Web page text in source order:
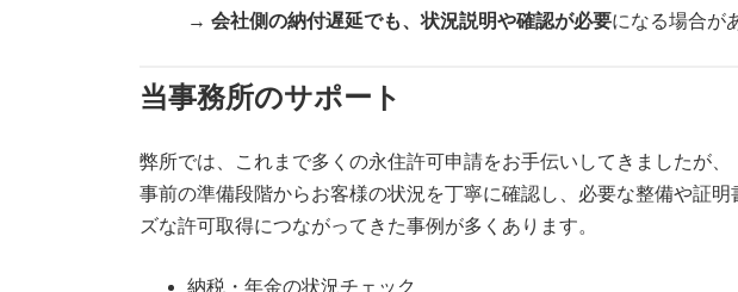
→ 会社側の納付遅延でも、状況説明や確認が必要になる場合が
当事務所のサポート
弊所では、これまで多くの永住許可申請をお手伝いしてきましたが、
事前の準備段階からお客様の状況を丁寧に確認し、必要な整備や証
ズな許可取得につながってきた事例が多くあります。
納税・年金の状況チェック